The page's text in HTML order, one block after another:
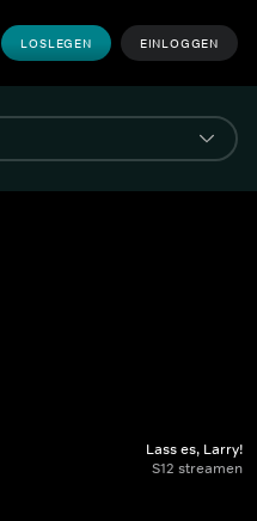
LOSLEGEN EINLOGGEN
Lass es, Larry!
S12 streamen